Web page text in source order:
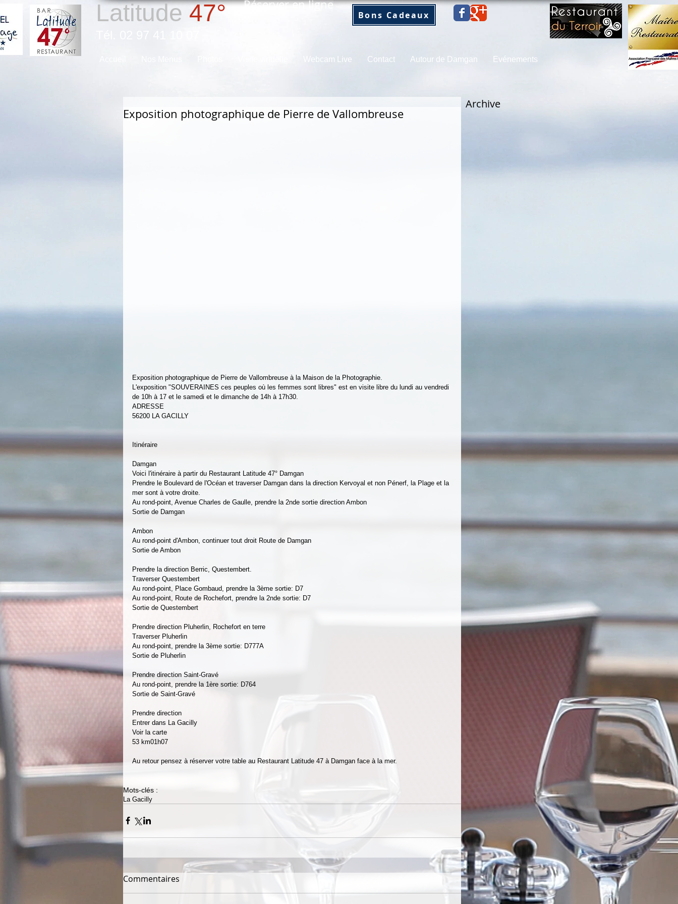
Latitude47° Réserver en ligne
Webcam Live Contact Autour de Damgan Evénements
Bons Cadeaux
Exposition photographique de Pierre de Vallombreuse
Exposition photographique de Pierre de Vallombreuse à la Maison de la Photographie.
L'exposition "SOUVERAINES ces peuples où les femmes sont libres" est en visite libre du lundi au vendredi
de 10h à 17 et le samedi et le dimanche de 14h à 17h30.
ADRESSE
56200 LA GACILLY
Itinéraire
Damgan
Voici l'itinéraire à partir du Restaurant Latitude 47° Damgan
Prendre le Boulevard de l'Océan et traverser Damgan dans la direction Kervoyal et non Pénerf, la Plage et la
mer sont à votre droite.
Au rond-point, Avenue Charles de Gaulle, prendre la 2nde sortie direction Ambon
Sortie de Damgan
Ambon
Au rond-point d'Ambon, continuer tout droit Route de Damgan
Sortie de Ambon
Prendre la direction Berric, Questembert.
Traverser Questembert
Au rond-point, Place Gombaud, prendre la 3ème sortie: D7
Au rond-point, Route de Rochefort, prendre la 2nde sortie: D7
Sortie de Questembert
Prendre direction Pluherlin, Rochefort en terre
Traverser Pluherlin
Au rond-point, prendre la 3ème sortie: D777A
Sortie de Pluherlin
Prendre direction Saint-Gravé
Au rond-point, prendre la 1ère sortie: D764
Sortie de Saint-Gravé
Prendre direction
Entrer dans La Gacilly
Voir la carte
53 km01h07
Au retour pensez à réserver votre table au Restaurant Latitude 47 à Damgan face à la mer.
Mots-clés :
La Gacilly
Commentaires
Archive